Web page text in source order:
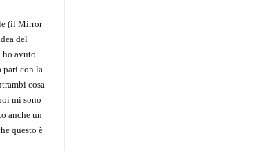
(il Mirror
del
ho avuto
pari con la
cosa
mi sono
anche un
questo è